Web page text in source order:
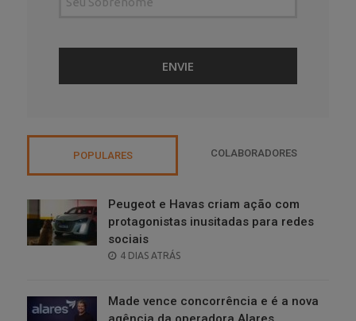
POPULARES COLABORADORES
Peugeot e Havas criam ação com
protagonistas inusitadas para redes
sociais
POSTED
4 DIAS ATRÁS
Made vence concorrência e é a nova